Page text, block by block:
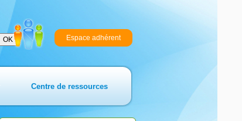
Espace adhérent
Centre de ressources